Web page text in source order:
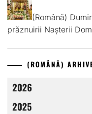
(Română)
prăznuirii Nașterii
(ROMÂNĂ)
2026
2025